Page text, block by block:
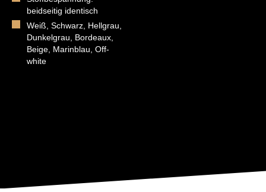
beidseitig identisch
Weiß, Schwarz, Hellgrau,
Dunkelgrau, Bordeaux,
Beige, Marinblau, Off-
white